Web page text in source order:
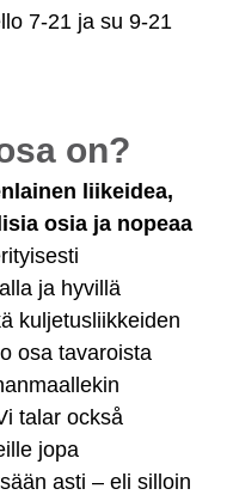
7-21 ja su 9-21
on?
liikeidea,
osia ja nopeaa
ja hyvillä
kuljetusliikkeiden
osa tavaroista
talar också
jopa
asti – eli silloin